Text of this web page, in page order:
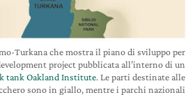
Turkana che mostra il piano di sviluppo per
project pubblicata all’interno di un
tank Oakland Institute. Le parti destinate alle
sono in giallo, mentre i parchi nazionali